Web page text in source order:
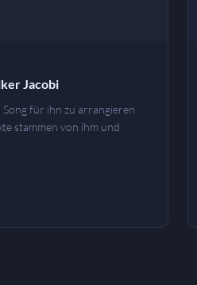
Jacobi
Song für ihn zu arrangieren
stammen von ihm und